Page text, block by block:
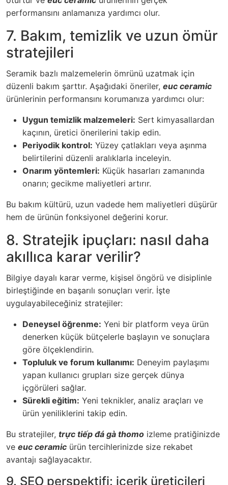
performansını anlamanıza yardımcı olur.
7. Bakım, temizlik ve uzun ömür
stratejileri
Seramik bazlı malzemelerin ömrünü uzatmak için
düzenli bakım şarttır. Aşağıdaki öneriler, euc ceramic
ürünlerinin performansını korumanıza yardımcı olur:
Uygun temizlik malzemeleri: Sert kimyasallardan
kaçının, üretici önerilerini takip edin.
Periyodik kontrol: Yüzey çatlakları veya aşınma
belirtilerini düzenli aralıklarla inceleyin.
Onarım yöntemleri: Küçük hasarları zamanında
onarın; gecikme maliyetleri artırır.
Bu bakım kültürü, uzun vadede hem maliyetleri düşürür
hem de ürünün fonksiyonel değerini korur.
8. Stratejik ipuçları: nasıl daha
akıllıca karar verilir?
Bilgiye dayalı karar verme, kişisel öngörü ve disiplinle
birleştiğinde en başarılı sonuçları verir. İşte
uygulayabileceğiniz stratejiler:
Deneysel öğrenme: Yeni bir platform veya ürün
denerken küçük bütçelerle başlayın ve sonuçlara
göre ölçeklendirin.
Topluluk ve forum kullanımı: Deneyim paylaşımı
yapan kullanıcı grupları size gerçek dünya
içgörüleri sağlar.
Sürekli eğitim: Yeni teknikler, analiz araçları ve
ürün yeniliklerini takip edin.
Bu stratejiler, trực tiếp đá gà thomo izleme pratiğinizde
ve euc ceramic ürün tercihlerinizde size rekabet
avantajı sağlayacaktır.
9. SEO perspektifi: içerik üreticileri